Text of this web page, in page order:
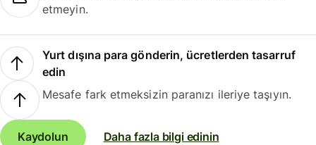
etmeyin.
Yurt dışına para gönderin, ücretlerden tasarruf
edin
Mesafe fark etmeksizin paranızı ileriye taşıyın.
Kaydolun Daha fazla bilgi edinin